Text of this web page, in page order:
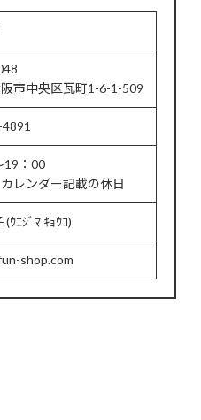
市中央区瓦町1-6-1-509
19：00
レンダー記載の休日
ｳｴｼﾞﾏ ｷｮｳｺ)
shop.com